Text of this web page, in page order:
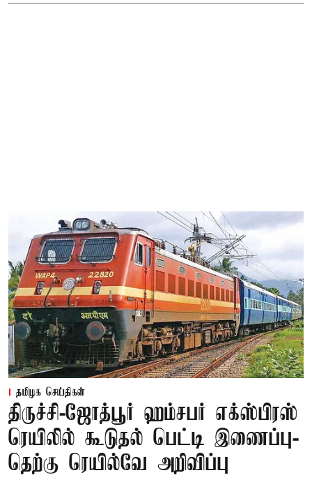
தமிழக செய்திகள்
திருச்சி-ஜோத்பூர் ஹம்சபர் எக்ஸ்பிரஸ்
ரெயிலில் கூடுதல் பெட்டி இணைப்பு-
தெற்கு ரெயில்வே அறிவிப்பு